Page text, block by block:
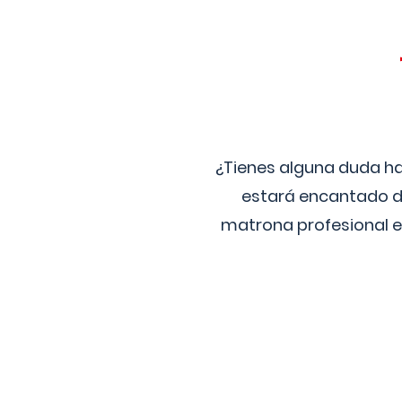
¿Tienes alguna duda
estará encantado
matrona profesional